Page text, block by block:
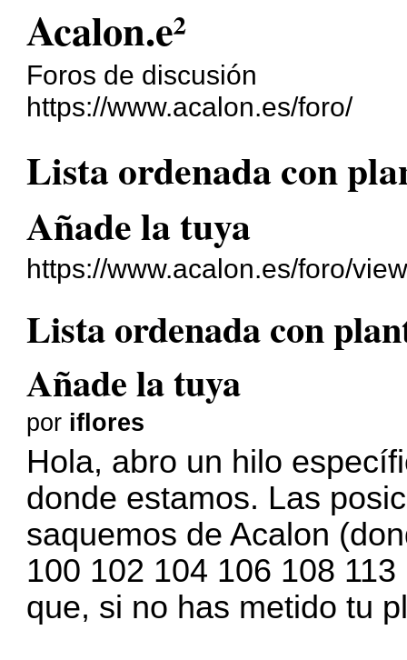
Acalon.e²
Foros de discusión
https://www.acalon.es/foro/
Lista ordenada con
Añade la tuya
https://www.acalon.es/foro/
Lista ordenada con
Añade la tuya
por iflores
Hola, abro un hilo
donde estamos. Las
saquemos de Acalon
100 102 104 106 108
que, si no has metido tu